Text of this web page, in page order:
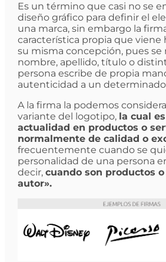
Es un término que casi no se
diseño gráfico para definir el
una marca, sin embargo la
característica propia que viene
su misma concepción, pues se
nombre, apellido, título o
persona escribe de propia
autenticidad a un
A la firma la podemos
variante del logotipo, la cual
actualidad en productos o
normalmente de calidad o
frecuentemente cuando se
personalidad de una persona
decir, cuando son productos
autor».